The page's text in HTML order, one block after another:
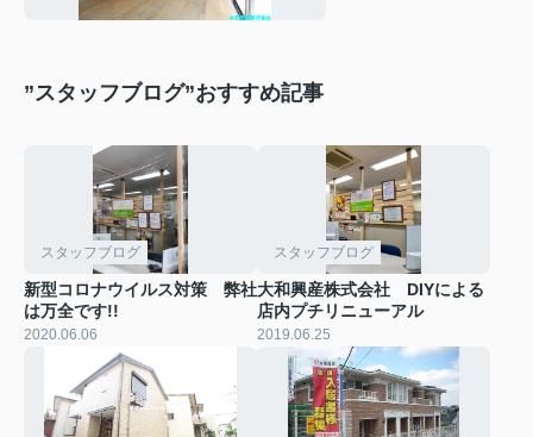
”スタッフブログ”おすすめ記事
スタッフブログ
新型コロナウイルス対策 弊社
は万全です!!
2020.06.06
スタッフブログ
大和興産株式会社 DIYによる
店内プチリニューアル
2019.06.25